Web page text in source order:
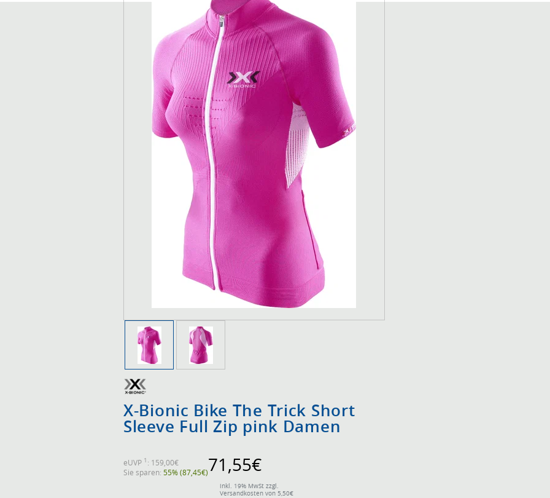
X-Bionic Bike The Trick Short
Sleeve Full Zip pink Damen
71,55€
inkl. 19% MwSt zzgl.
Versandkosten von 5,50€
eUVP 1 : 159,00€
Sie sparen: 55% (87,45€)